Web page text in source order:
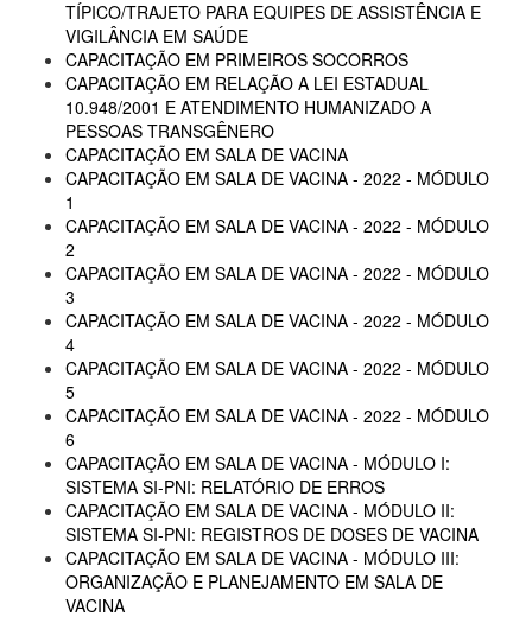
TÍPICO/TRAJETO PARA EQUIPES DE ASSISTÊNCIA E
VIGILÂNCIA EM SAÚDE
CAPACITAÇÃO EM PRIMEIROS SOCORROS
CAPACITAÇÃO EM RELAÇÃO A LEI ESTADUAL
10.948/2001 E ATENDIMENTO HUMANIZADO A
PESSOAS TRANSGÊNERO
CAPACITAÇÃO EM SALA DE VACINA
CAPACITAÇÃO EM SALA DE VACINA - 2022 - MÓDULO
1
CAPACITAÇÃO EM SALA DE VACINA - 2022 - MÓDULO
2
CAPACITAÇÃO EM SALA DE VACINA - 2022 - MÓDULO
3
CAPACITAÇÃO EM SALA DE VACINA - 2022 - MÓDULO
4
CAPACITAÇÃO EM SALA DE VACINA - 2022 - MÓDULO
5
CAPACITAÇÃO EM SALA DE VACINA - 2022 - MÓDULO
6
CAPACITAÇÃO EM SALA DE VACINA - MÓDULO I:
SISTEMA SI-PNI: RELATÓRIO DE ERROS
CAPACITAÇÃO EM SALA DE VACINA - MÓDULO II:
SISTEMA SI-PNI: REGISTROS DE DOSES DE VACINA
CAPACITAÇÃO EM SALA DE VACINA - MÓDULO III:
ORGANIZAÇÃO E PLANEJAMENTO EM SALA DE
VACINA